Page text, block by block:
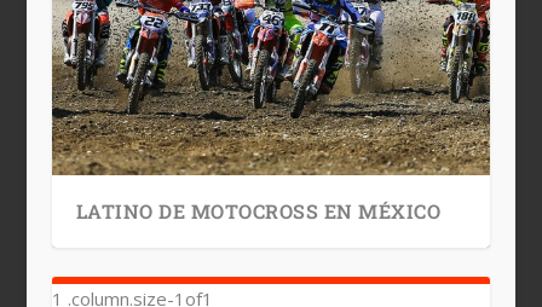
LATINO DE MOTOCROSS EN MÉXICO